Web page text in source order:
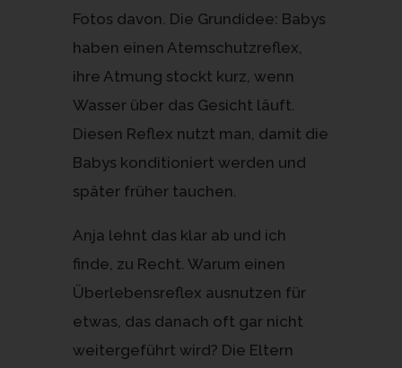
Fotos davon. Die Grundidee: Babys
haben einen Atemschutzreflex,
ihre Atmung stockt kurz, wenn
Wasser über das Gesicht läuft.
Diesen Reflex nutzt man, damit die
Babys konditioniert werden und
später früher tauchen.
Anja lehnt das klar ab und ich
finde, zu Recht. Warum einen
Überlebensreflex ausnutzen für
etwas, das danach oft gar nicht
weitergeführt wird? Die Eltern